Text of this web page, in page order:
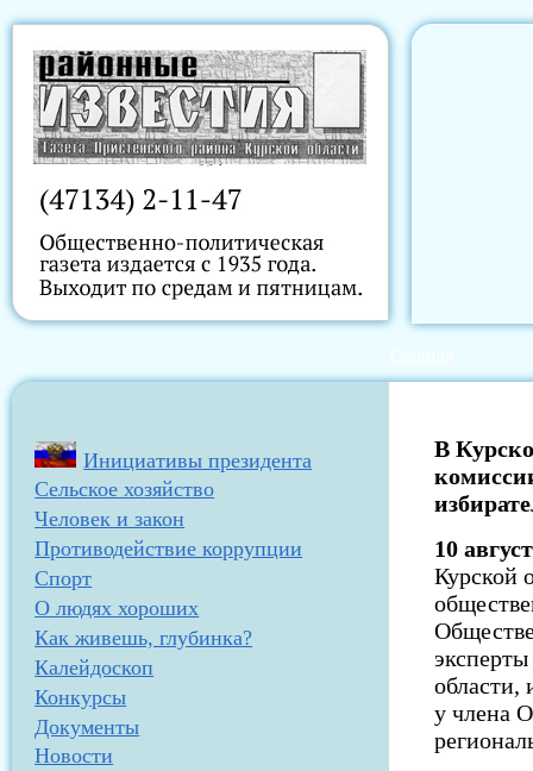
Инициативы президента
Сельское хозяйство
Человек и закон
Противодействие коррупции
Спорт
О людях хороших
Как живешь, глубинка?
Калейдоскоп
Конкурсы
Документы
Новости
В
10
Курской
области,
у члена